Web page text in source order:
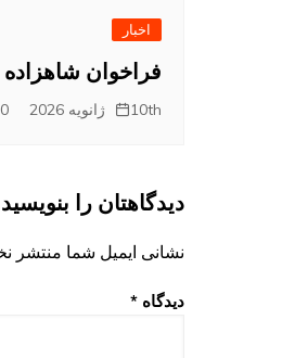
اخبار
فراخوان شاهزاده
10th ژانویه 2026 0
دیدگاهتان را بنویسید
نشانی ایمیل شما منتشر
دیدگاه *